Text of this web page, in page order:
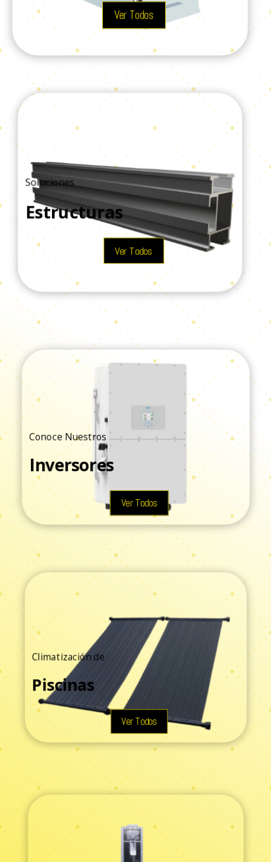
Ver Todos
Soluciones
Estructuras
Ver Todos
Conoce Nuestros
Inversores
Ver Todos
Climatización de
Piscinas
Ver Todos